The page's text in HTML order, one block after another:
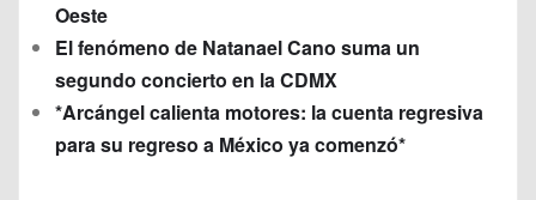
Oeste
El fenómeno de Natanael Cano suma un
segundo concierto en la CDMX
*Arcángel calienta motores: la cuenta regresiva
para su regreso a México ya comenzó*